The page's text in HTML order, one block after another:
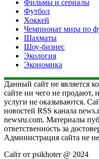
Фильмы и сериалы
Футбол
Хоккей
Чемпионат мира по
Шахматы
Шоу-бизнес
Экология
Экономика
Данный сайт не является
сайте ни чего не продают,
услуги не оказываются.
новостей RSS канала
newsru.com. Материалы
ответственность за
Администрация сайта не
Сайт от psikhoter @ 2024